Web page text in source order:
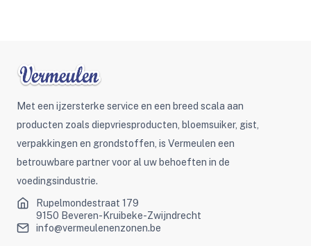
Met een ijzersterke service en een breed scala aan
producten zoals diepvriesproducten, bloemsuiker, gist,
verpakkingen en grondstoffen, is Vermeulen een
betrouwbare partner voor al uw behoeften in de
voedingsindustrie.
Rupelmondestraat 179
9150 Beveren-Kruibeke-Zwijndrecht
info@vermeulenenzonen.be